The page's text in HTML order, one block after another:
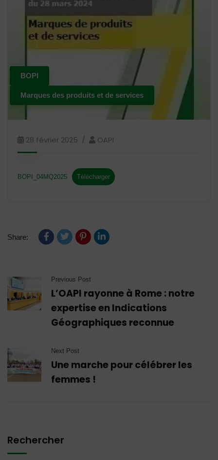
BOPI
Marques des produits et de services
28 février 2025 OAPI
BOPI_04MQ2025 Télécharger
Share:
Previous Post
L’OAPI rayonne à Rome : notre
expertise en Indications
Géographiques reconnue
Next Post
Une marche pour célébrer les
femmes !
Rechercher